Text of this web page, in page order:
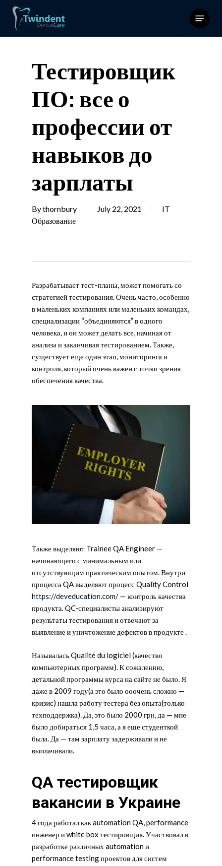
Menu
Тестировщик
ПО: все о
профессии от
навыков до
зарплаты
Bythornbury July 22, 2021
IT
Образование
Разрабатывает тест-планы, может помогать со
стратегией тестирования. Очень часто, особенно
в маленьких компаниях или маленьких командах,
специализации “объединяются” в одного
человека, и он может делать все, начиная от
анализа и заканчивая тестированием. Также,
существует еще один этап, мониторинга и
контроля, который очень важен с точки зрения
обеспечения качества.
Также выделяют Trainee QA Engineer —
начинающего с минимальным или
отсутствующим практическим опытом. Внутри
процесса QA выделяют процесс Quality Control
https://deveducation.com/ — контроль качества
продукта. QC-специалисты анализируют
результаты тестирования и отвечают за
выявление и уничтожение дефектов в продукте .
Называлась Qualité du logiciel (качество
компьютерных программ). К сожалению,
детальной программы курса на сайте не было. Я
даже в 2009 году(а это было ооочень сложно —
кризис) нашла работу тестера без опыта(только
техподдержка). Да, это было 2000 грн, да — мне
было добираться 1,5 часа, а я еще студенткой
была. Да — там зарплату задерживали и не
выплачивали.
QA тестировщик
вакансии в Украине
4 года работал как automation QA, performance
инженер и white box тестировщик. Участвовал в
разработке различных automation и
performance testing проектов для систем